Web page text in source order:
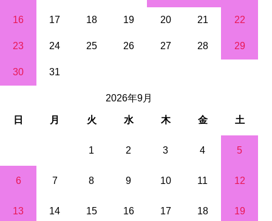
16 17 18 19 20 21 22
23 24 25 26 27 28 29
30 31
2026年9月
日 月 火 水 木 金 土
1 2 3 4 5
6 7 8 9 10 11 12
13 14 15 16 17 18 19